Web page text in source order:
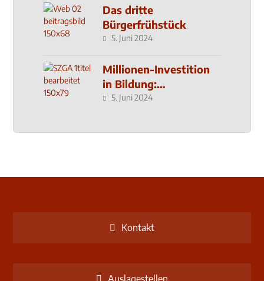
Das dritte
Bürgerfrühstück
5. Juni 2024
Millionen-Investition
in Bildung:
Schulzentrum-Neubau
5. Juni 2024
Kontakt
Auslagestellen